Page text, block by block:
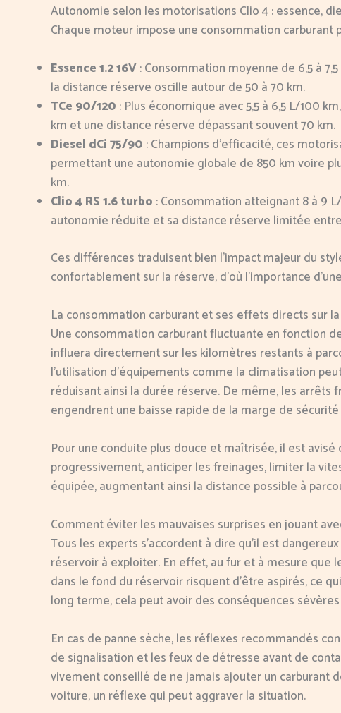
Autonomie selon les motorisations Clio 4 : essence,
Chaque moteur impose une consommation carburant
Essence 1.2 16V: Consommation moyenne de 6,5 à
la distance réserve oscille autour de 50 à 70 km.
TCe 90/120 : Plus économique avec 5,5 à 6,5 L/100
km et une distance réserve dépassant souvent 70 km.
Diesel dCi 75/90 : Champions d’efficacité, ces
permettant une autonomie globale de 850 km voire
km.
Clio 4 RS 1.6 turbo : Consommation atteignant 8 à 9
autonomie réduite et sa distance réserve limitée
Ces différences traduisent bien l’impact majeur du
confortablement sur la réserve, d’où l’importance
La consommation carburant et ses effets directs sur
Une consommation carburant fluctuante en fonction
influera directement sur les kilomètres restants à
l’utilisation d’équipements comme la climatisation
réduisant ainsi la durée réserve. De même, les arrêts
engendrent une baisse rapide de la marge de
Pour une conduite plus douce et maîtrisée, il est
progressivement, anticiper les freinages, limiter la
équipée, augmentant ainsi la distance possible à
Comment éviter les mauvaises surprises en jouant
Tous les experts s’accordent à dire qu’il est
réservoir à exploiter. En effet, au fur et à mesure que
dans le fond du réservoir risquent d’être aspirés, ce
long terme, cela peut avoir des conséquences
En cas de panne sèche, les réflexes recommandés
de signalisation et les feux de détresse avant de
vivement conseillé de ne jamais ajouter un carburant
voiture, un réflexe qui peut aggraver la situation.